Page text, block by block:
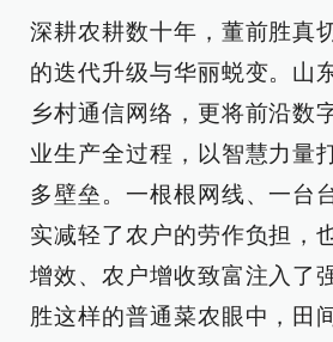
深耕农耕数十年，董前胜真
的迭代升级与华丽蜕变。山
乡村通信网络，更将前沿数
业生产全过程，以智慧力量
多壁垒。一根根网线、一台
实减轻了农户的劳作负担，
增效、农户增收致富注入了
胜这样的普通菜农眼中，田